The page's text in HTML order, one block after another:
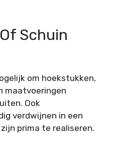
Schuin
om hoekstukken,
maatvoeringen
Ook
verdwijnen in een
prima te realiseren.